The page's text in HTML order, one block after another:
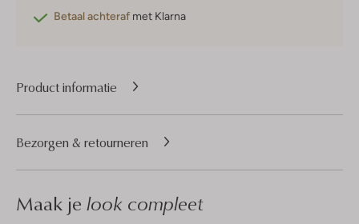
Betaal achteraf met Klarna
Product informatie
Bezorgen & retourneren
Maak je look compleet